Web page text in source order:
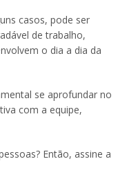
casos, pode ser
de trabalho,
o dia a dia da
se aprofundar no
com a equipe,
Então, assine a